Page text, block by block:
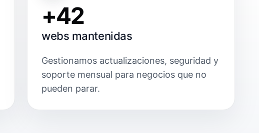
+42
webs mantenidas
Gestionamos actualizaciones, seguridad y
soporte mensual para negocios que no
pueden parar.